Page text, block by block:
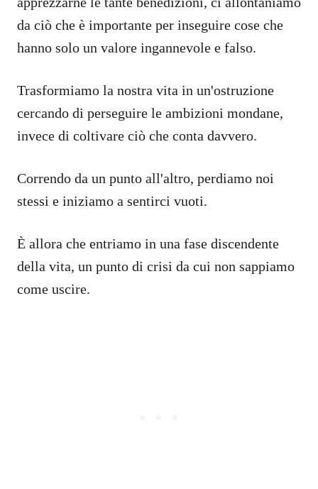
da ciò che è importante per inseguire cose che
hanno solo un valore ingannevole e falso.
Trasformiamo la nostra vita in un'ostruzione
cercando di perseguire le ambizioni mondane,
invece di coltivare ciò che conta davvero.
Correndo da un punto all'altro, perdiamo noi
stessi e iniziamo a sentirci vuoti.
È allora che entriamo in una fase discendente
della vita, un punto di crisi da cui non sappiamo
come uscire.